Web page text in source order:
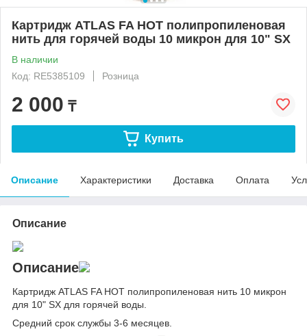
Картридж ATLAS FA HOT полипропиленовая
нить для горячей воды 10 микрон для 10" SX
В наличии
Код: RE5385109
Розница
2 000 ₸
Купить
Описание Характеристики Доставка Оплата
Описание
Описание
Картридж ATLAS FA HOT полипропиленовая нить 10 микрон
для 10" SX для горячей воды.
Средний срок службы 3-6 месяцев.